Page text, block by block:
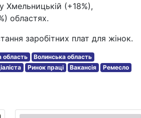
Хмельницькій (+18%),
областях.
заробітних плат для жінок.
область
Волинська область
Ринок праці Вакансія
Ремесло